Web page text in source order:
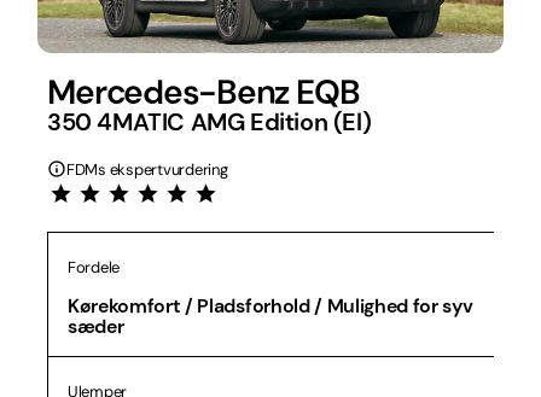
Mercedes-Benz EQB
350 4MATIC AMG Edition (El)
FDMs ekspertvurdering
Fordele
Kørekomfort / Pladsforhold / Mulighed for syv
sæder
Ulemper